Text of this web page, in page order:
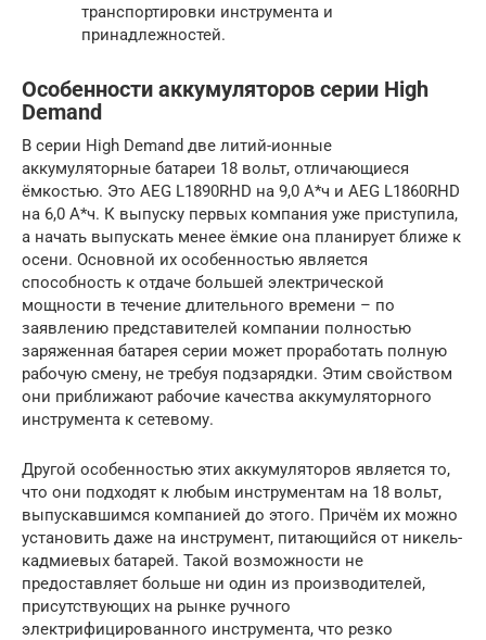
транспортировки инструмента и
принадлежностей.
Особенности аккумуляторов серии High
Demand
В серии High Demand две литий-ионные
аккумуляторные батареи 18 вольт, отличающиеся
ёмкостью. Это AEG L1890RHD на 9,0 А*ч и AEG L1860RHD
на 6,0 А*ч. К выпуску первых компания уже приступила,
а начать выпускать менее ёмкие она планирует ближе к
осени. Основной их особенностью является
способность к отдаче большей электрической
мощности в течение длительного времени – по
заявлению представителей компании полностью
заряженная батарея серии может проработать полную
рабочую смену, не требуя подзарядки. Этим свойством
они приближают рабочие качества аккумуляторного
инструмента к сетевому.
Другой особенностью этих аккумуляторов является то,
что они подходят к любым инструментам на 18 вольт,
выпускавшимся компанией до этого. Причём их можно
установить даже на инструмент, питающийся от никель-
кадмиевых батарей. Такой возможности не
предоставляет больше ни один из производителей,
присутствующих на рынке ручного
электрифицированного инструмента, что резко